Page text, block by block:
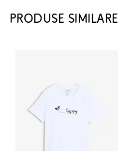
PRODUSE SIMILARE